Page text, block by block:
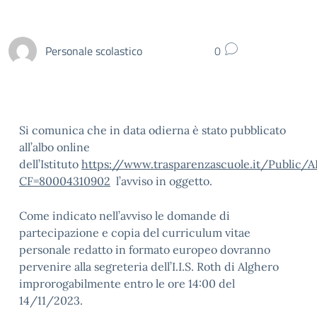
Personale scolastico 0
Si comunica che in data odierna è stato pubblicato
all’albo online
dell’Istituto https://www.trasparenzascuole.it/Public/
CF=80004310902 l’avviso in oggetto.
Come indicato nell’avviso le domande di
partecipazione e copia del curriculum vitae
personale redatto in formato europeo dovranno
pervenire alla segreteria dell’I.I.S. Roth di Alghero
improrogabilmente entro le ore 14:00 del
14/11/2023.